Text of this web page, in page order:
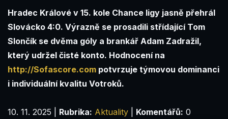
Hradec Králové v 15. kole Chance ligy jasně přehrál
Slovácko 4:0. Výrazně se prosadili střídající Tom
Slončík se dvěma góly a brankář Adam Zadražil,
který udržel čisté konto. Hodnocení na
http://Sofascore.com potvrzuje týmovou dominanci
i individuální kvalitu Votroků.
10. 11. 2025 Rubrika: Aktuality Komentářů: 0